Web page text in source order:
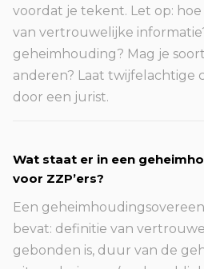
voordat je tekent. Let op:
van vertrouwelijke
geheimhouding? Mag je
anderen? Laat twijfelachtige
door een jurist.
Wat staat er in een
voor ZZP’ers?
Een
bevat: definitie van
gebonden is, duur van de